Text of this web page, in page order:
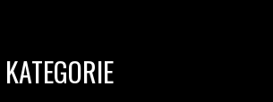
KATEGORIE